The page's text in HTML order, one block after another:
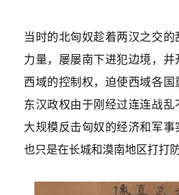
当时的北匈奴趁着两汉之交
力量，屡屡南下进犯边境，
西域的控制权，迫使西域各
东汉政权由于刚经过连连战
大规模反击匈奴的经济和军
也只是在长城和漠南地区打打防